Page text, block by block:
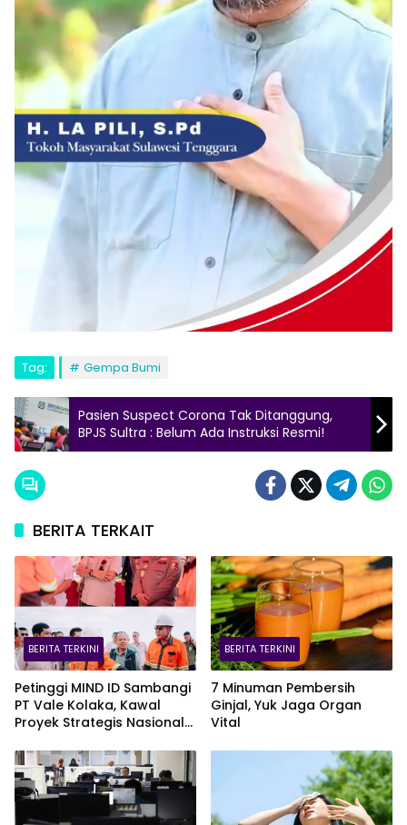
Tag: Gempa Bumi
Pasien Suspect Corona Tak Ditanggung,
BPJS Sultra : Belum Ada Instruksi Resmi!
BERITA TERKAIT
BERITA TERKINI
Petinggi MIND ID Sambangi
PT Vale Kolaka, Kawal
Proyek Strategis Nasional
BERITA TERKINI
7 Minuman Pembersih
Ginjal, Yuk Jaga Organ
Vital